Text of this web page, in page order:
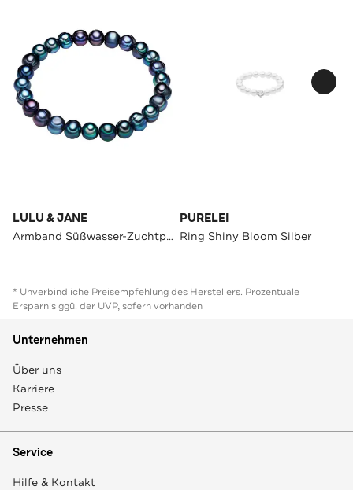
LULU & JANE
Armband Süßwasser-Zuchtperle OneColor
PURELEI
Ring Shiny Bloom Silber
* Unverbindliche Preisempfehlung des Herstellers. Prozentuale
Ersparnis ggü. der UVP, sofern vorhanden
Unternehmen
Über uns
Karriere
Presse
Service
Hilfe & Kontakt